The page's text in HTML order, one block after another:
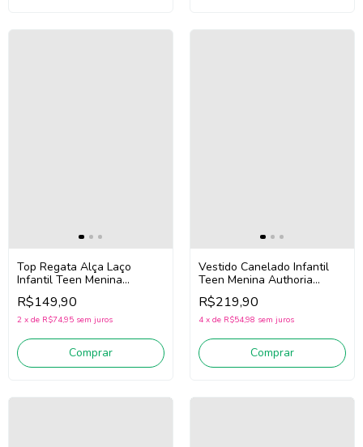
Top Regata Alça Laço
Infantil Teen Menina
Authoria R5101 (Branco)
R$149,90
2 x de R$74,95 sem juros
Comprar
Vestido Canelado Infantil
Teen Menina Authoria
R5421 (Verde)
R$219,90
4 x de R$54,98 sem juros
Comprar